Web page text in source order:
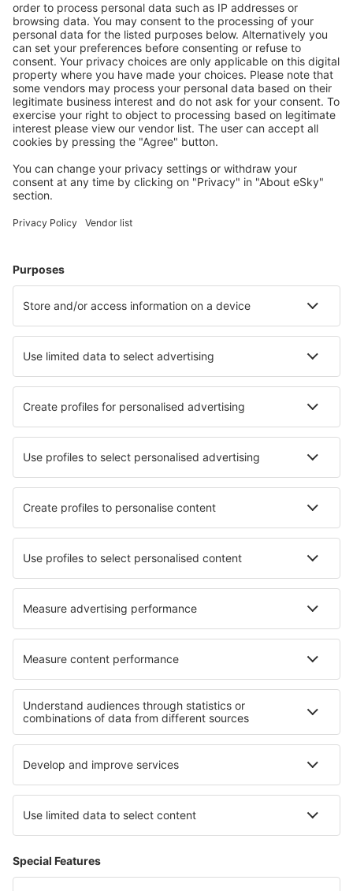
Economiseşte mai mult
Prețuri atractive și oferte speciale pentru utilizatorii
conectați.
Cazarea preferată
Alege din peste 1,3 mil. de opţiuni: hoteluri, cabane,
Cele mai căutate hoteluri de către utilizatorii eSky
Hoteluri în Edmonton (AB)
Hoteluri în Montreal Hoteluri în Toronto
Hoteluri în Calgary Hoteluri în Varennes
Hoteluri în Saint-Alphonse-Rodriguez Hoteluri în St. John's
Cele mai bune hoteluri - orașe
Hoteluri La Parra Hoteluri în Uuemõisa
Hoteluri în Suffolk Hoteluri în Sorde-l'Abbaye
Hoteluri în Lindern Hoteluri în Pouilly-sous-Charlieu
Cele mai bune hoteluri - regiuni
Hoteluri in Insula Prințului Edward
Hoteluri în Parcul Național Banff
Hoteluri în Parcul Național Jasper Hoteluri În Tulcea județul
Hoteluri în Sylt Hoteluri in Northern Hungarian Plains